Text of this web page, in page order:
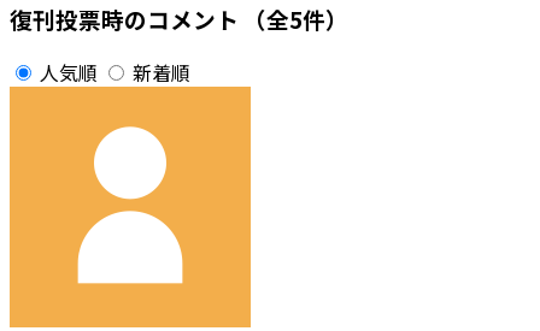
復刊投票時のコメント （全5件）
人気順 新着順